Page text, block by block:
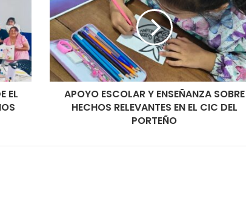
EL
APOYO ESCOLAR Y ENSEÑANZA SOBRE
HECHOS RELEVANTES EN EL CIC DEL
PORTEÑO